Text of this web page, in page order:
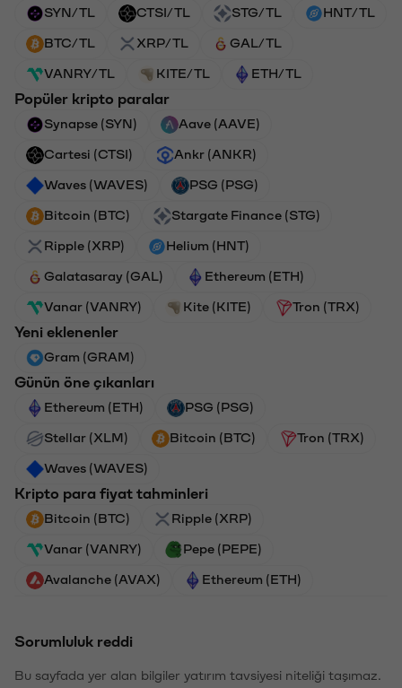
SYN/TL CTSI/TL STG/TL HNT/TL
BTC/TL XRP/TL GAL/TL
VANRY/TL KITE/TL ETH/TL
Popüler kripto paralar
Synapse (SYN) Aave (AAVE)
Cartesi (CTSI) Ankr (ANKR)
Waves (WAVES) PSG (PSG)
Bitcoin (BTC) Stargate Finance (STG)
Ripple (XRP) Helium (HNT)
Galatasaray (GAL) Ethereum (ETH)
Vanar (VANRY) Kite (KITE) Tron (TRX)
Yeni eklenenler
Gram (GRAM)
Günün öne çıkanları
Ethereum (ETH) PSG (PSG)
Stellar (XLM) Bitcoin (BTC) Tron (TRX)
Waves (WAVES)
Kripto para fiyat tahminleri
Bitcoin (BTC) Ripple (XRP)
Vanar (VANRY) Pepe (PEPE)
Avalanche (AVAX) Ethereum (ETH)
Sorumluluk reddi
Bu sayfada yer alan bilgiler yatırım tavsiyesi niteliği taşımaz.